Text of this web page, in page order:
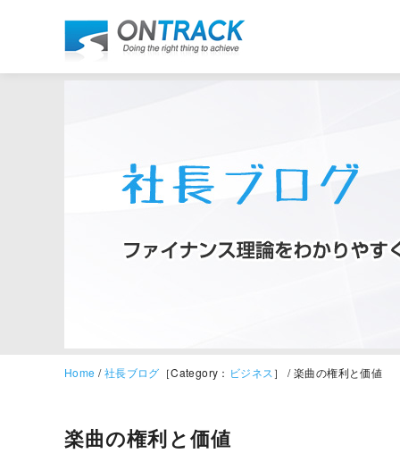
Home /社長ブログ ［Category： ビジネス ］ / 楽曲の権利と価値
楽曲の権利と価値